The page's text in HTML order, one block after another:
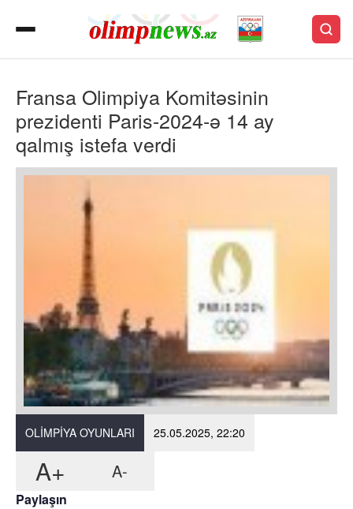
Fransa Olimpiya Komitəsinin
prezidenti Paris-2024-ə 14 ay
qalmış istefa verdi
OLIMPIYA OYUNLARI 25.05.2025, 22:20
A+ A-
Paylaşın